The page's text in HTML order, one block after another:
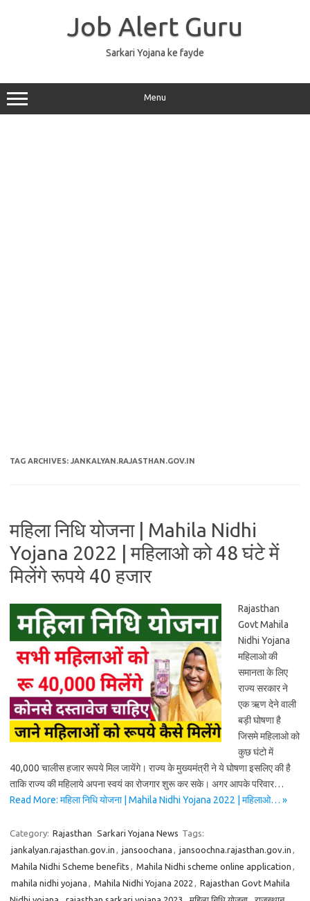
Job Alert Guru
Sarkari Yojana ke fayde
Menu
TAG ARCHIVES: JANKALYAN.RAJASTHAN.GOV.IN
महिला निधि योजना | Mahila Nidhi
Yojana 2022 | महिलाओ को 48 घंटे में
मिलेंगे रूपये 40 हजार
Rajasthan
Govt Mahila
Nidhi Yojana
महिलाओ की
समानता के लिए
राज्य सरकार ने
एक ऋण देने वाली
बड़ी घोषणा है
जिसमे महिलाओ को
कुछ घंटो में
40,000 चालीस हजार रूपये मिल जायेंगे। राज्य के मुख्यमंत्री ने ये घोषणा इसलिए की है
ताकि राज्य की महिलाये अपना स्वयं का रोजगार शुरू कर सके। अगर आपके परिवार…
Read More: महिला निधि योजना | Mahila Nidhi Yojana 2022 | महिलाओ… »
Category: Rajasthan Sarkari Yojana News Tags:
jankalyan.rajasthan.gov.in , jansoochana , jansoochna.rajasthan.gov.in ,
Mahila Nidhi Scheme benefits , Mahila Nidhi scheme online application ,
mahila nidhi yojana , Mahila Nidhi Yojana 2022 , Rajasthan Govt Mahila